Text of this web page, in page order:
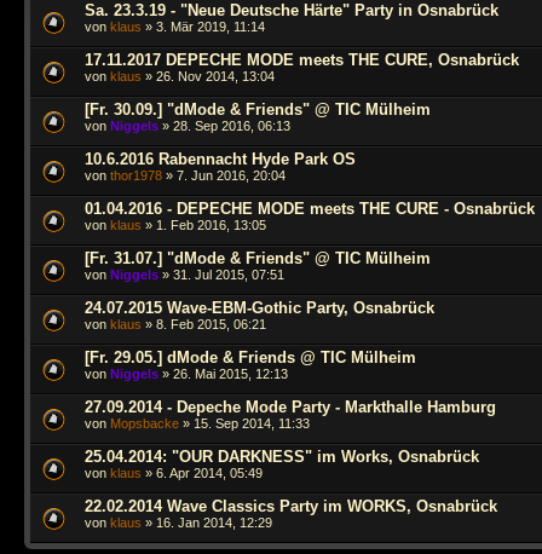
Sa. 23.3.19 - "Neue Deutsche Härte" Party in Osnabrück
von klaus » 3. Mär 2019, 11:14
17.11.2017 DEPECHE MODE meets THE CURE, Osnabrück
von klaus » 26. Nov 2014, 13:04
[Fr. 30.09.] "dMode & Friends" @ TIC Mülheim
von Niggels » 28. Sep 2016, 06:13
10.6.2016 Rabennacht Hyde Park OS
von thor1978 » 7. Jun 2016, 20:04
01.04.2016 - DEPECHE MODE meets THE CURE - Osnabrück
von klaus » 1. Feb 2016, 13:05
[Fr. 31.07.] "dMode & Friends" @ TIC Mülheim
von Niggels » 31. Jul 2015, 07:51
24.07.2015 Wave-EBM-Gothic Party, Osnabrück
von klaus » 8. Feb 2015, 06:21
[Fr. 29.05.] dMode & Friends @ TIC Mülheim
von Niggels » 26. Mai 2015, 12:13
27.09.2014 - Depeche Mode Party - Markthalle Hamburg
von Mopsbacke » 15. Sep 2014, 11:33
25.04.2014: "OUR DARKNESS" im Works, Osnabrück
von klaus » 6. Apr 2014, 05:49
22.02.2014 Wave Classics Party im WORKS, Osnabrück
von klaus » 16. Jan 2014, 12:29